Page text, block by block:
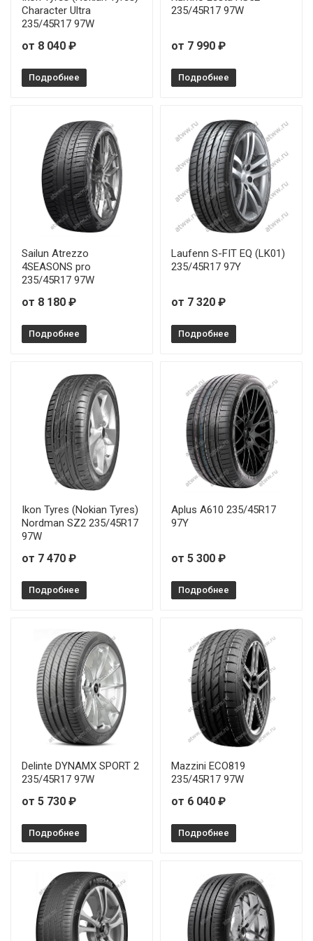
Roadstone N'Fera SU1 255/45R18 103Y
Roadstone N'Fera SU1 255/45R19 104Y
Roadstone N'Fera SU1 275/35R18 99W
Character Ultra
235/45R17 97W
от 8 040 ₽
Подробнее
235/45R17 97W
от 7 990 ₽
Подробнее
Sailun Atrezzo
4SEASONS pro
235/45R17 97W
от 8 180 ₽
Подробнее
Laufenn S-FIT EQ (LK01)
235/45R17 97Y
от 7 320 ₽
Подробнее
Ikon Tyres (Nokian Tyres)
Nordman SZ2 235/45R17
97W
от 7 470 ₽
Подробнее
Aplus A610 235/45R17
97Y
от 5 300 ₽
Подробнее
Delinte DYNAMX SPORT 2
235/45R17 97W
от 5 730 ₽
Подробнее
Mazzini ECO819
235/45R17 97W
от 6 040 ₽
Подробнее